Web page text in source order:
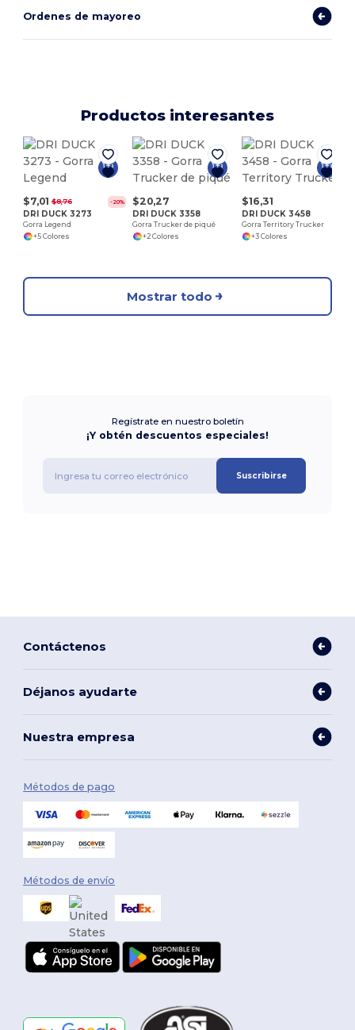
Ordenes de mayoreo
Productos interesantes
$7,01 $8,76 -20%
DRI DUCK 3273
Gorra Legend
+5 Colores
$20,27
DRI DUCK 3358
Gorra Trucker de piqué
+2 Colores
$16,31
DRI DUCK 3458
Gorra Territory Trucker
+3 Colores
Mostrar todo
Regístrate en nuestro boletín
¡Y obtén descuentos especiales!
Suscribirse
Contáctenos
Déjanos ayudarte
Nuestra empresa
Métodos de pago
Métodos de envío